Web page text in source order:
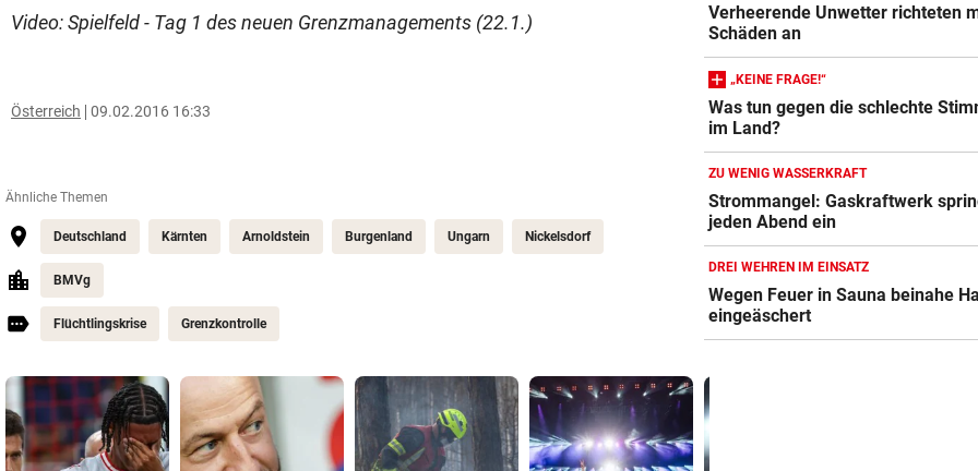
Video: Spielfeld - Tag 1 des neuen Grenzmanagements (22.1.)
Österreich 09.02.2016 16:33
Ähnliche Themen
Deutschland Kärnten Arnoldstein Burgenland Ungarn Nickelsdorf
BMVg
Flüchtlingskrise Grenzkontrolle
VOR DUELL GEGEN STURM vor
Warum Hartberg schon im
„scharf“ wird
Verheerende Unwetter richteten
Schäden an
„KEINE FRAGE!“
Was tun gegen die schlechte
im Land?
ZU WENIG WASSERKRAFT
Strommangel: Gaskraftwerk
jeden Abend ein
DREI WEHREN IM EINSATZ
Wegen Feuer in Sauna beinahe
eingeäschert